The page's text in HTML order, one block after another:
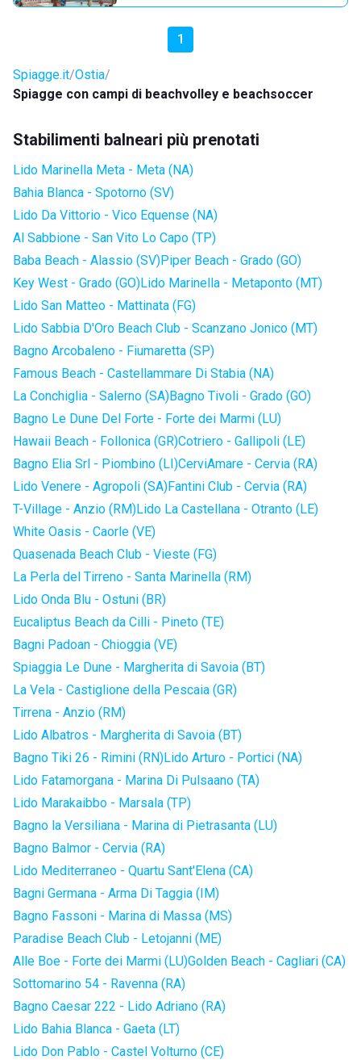
1
Spiagge.it Ostia
Spiagge con campi di beachvolley e beachsoccer
Stabilimenti balneari più prenotati
Lido Marinella Meta - Meta (NA)
Bahia Blanca - Spotorno (SV)
Lido Da Vittorio - Vico Equense (NA)
Al Sabbione - San Vito Lo Capo (TP)
Baba Beach - Alassio (SV)Piper Beach - Grado (GO)
Key West - Grado (GO)Lido Marinella - Metaponto (MT)
Lido San Matteo - Mattinata (FG)
Lido Sabbia D'Oro Beach Club - Scanzano Jonico (MT)
Bagno Arcobaleno - Fiumaretta (SP)
Famous Beach - Castellammare Di Stabia (NA)
La Conchiglia - Salerno (SA)Bagno Tivoli - Grado (GO)
Bagno Le Dune Del Forte - Forte dei Marmi (LU)
Hawaii Beach - Follonica (GR)Cotriero - Gallipoli (LE)
Bagno Elia Srl - Piombino (LI)CerviAmare - Cervia (RA)
Lido Venere - Agropoli (SA)Fantini Club - Cervia (RA)
T-Village - Anzio (RM)Lido La Castellana - Otranto (LE)
White Oasis - Caorle (VE)
Quasenada Beach Club - Vieste (FG)
La Perla del Tirreno - Santa Marinella (RM)
Lido Onda Blu - Ostuni (BR)
Eucaliptus Beach da Cilli - Pineto (TE)
Bagni Padoan - Chioggia (VE)
Spiaggia Le Dune - Margherita di Savoia (BT)
La Vela - Castiglione della Pescaia (GR)
Tirrena - Anzio (RM)
Lido Albatros - Margherita di Savoia (BT)
Bagno Tiki 26 - Rimini (RN)Lido Arturo - Portici (NA)
Lido Fatamorgana - Marina Di Pulsaano (TA)
Lido Marakaibbo - Marsala (TP)
Bagno la Versiliana - Marina di Pietrasanta (LU)
Bagno Balmor - Cervia (RA)
Lido Mediterraneo - Quartu Sant'Elena (CA)
Bagni Germana - Arma Di Taggia (IM)
Bagno Fassoni - Marina di Massa (MS)
Paradise Beach Club - Letojanni (ME)
Alle Boe - Forte dei Marmi (LU)Golden Beach - Cagliari (CA)
Sottomarino 54 - Ravenna (RA)
Bagno Caesar 222 - Lido Adriano (RA)
Lido Bahia Blanca - Gaeta (LT)
Lido Don Pablo - Castel Volturno (CE)